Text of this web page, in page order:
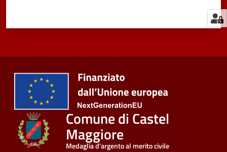
Comune di Castel
Maggiore
Medaglia d'argento al merito civile